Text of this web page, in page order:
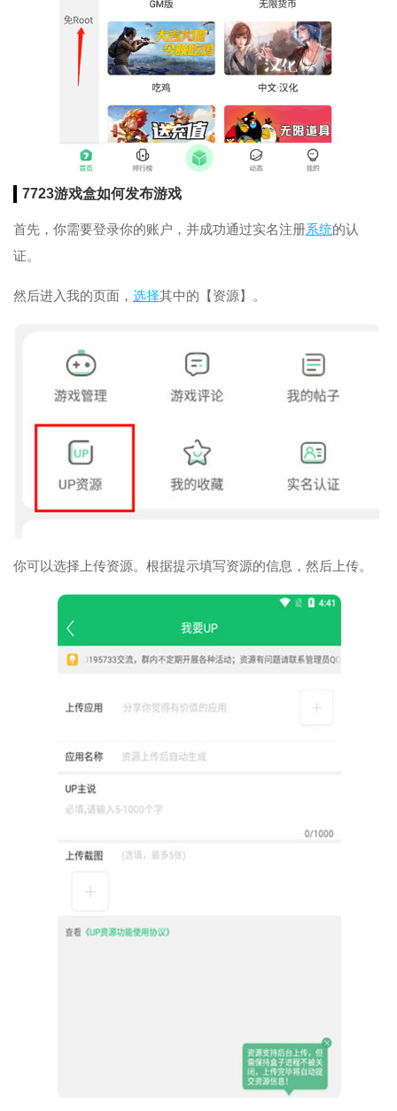
7723游戏盒如何发布游戏
首先，你需要登录你的账户，并成功通过实名注册系统的认
证。
然后进入我的页面， 选择其中的【资源】。
你可以选择上传资源。根据提示填写资源的信息，然后上传。